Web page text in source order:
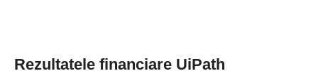
Rezultatele financiare UiPath